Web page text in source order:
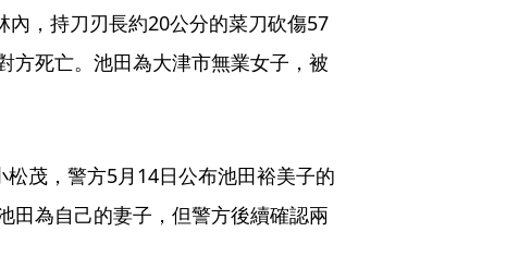
，持刀刃長約20公分的菜刀砍傷57
方死亡。池田為大津市無業女子，被
茂，警方5月14日公布池田裕美子的
田為自己的妻子，但警方後續確認兩